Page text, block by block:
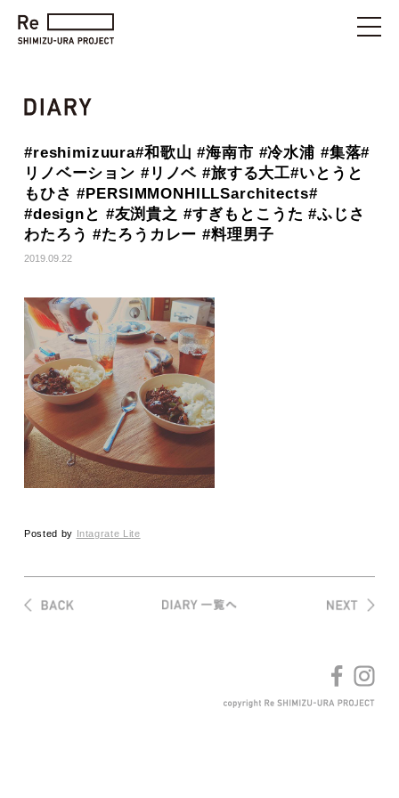
#reshimizuura#和歌山 #海南市 #冷水浦 #集落#
リノベーション #リノベ #旅する大工#いとうと
もひさ #PERSIMMONHILLSarchitects#
#designと #友渕貴之 #すぎもとこうた #ふじさ
わたろう #たろうカレー #料理男子
2019.09.22
Posted by Intagrate Lite